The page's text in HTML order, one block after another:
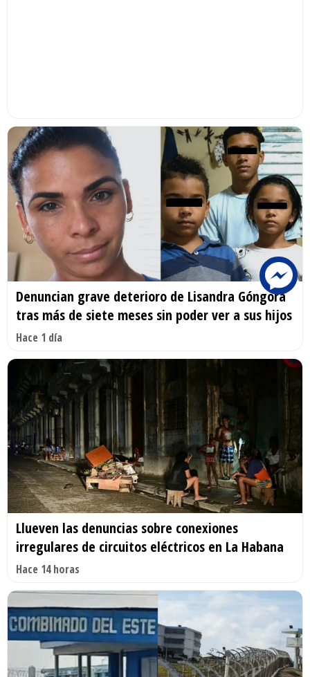
Denuncian grave deterioro de Lisandra Góngora
tras más de siete meses sin poder ver a sus hijos
Hace 1 día
Llueven las denuncias sobre conexiones
irregulares de circuitos eléctricos en La Habana
Hace 14 horas